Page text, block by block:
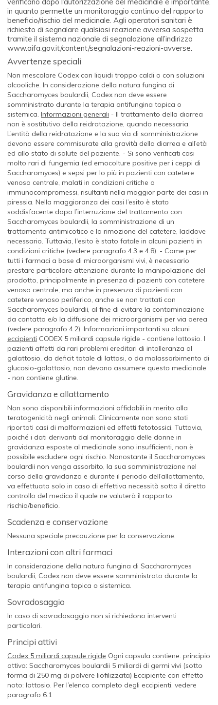
in quanto permette un monitoraggio continuo del rapporto
beneficio/rischio del medicinale. Agli operatori sanitari è
richiesto di segnalare qualsiasi reazione avversa sospetta
tramite il sistema nazionale di segnalazione all’indirizzo
www.aifa.gov.it/content/segnalazioni-reazioni-avverse.
Avvertenze speciali
Non mescolare Codex con liquidi troppo caldi o con soluzioni
alcooliche. In considerazione della natura fungina di
Saccharomyces boulardii, Codex non deve essere
somministrato durante la terapia antifungina topica o
sistemica. Informazioni generali - Il trattamento della diarrea
non è sostitutivo della reidratazione, quando necessaria.
L’entità della reidratazione e la sua via di somministrazione
devono essere commisurate alla gravità della diarrea e all’età
ed allo stato di salute del paziente. - Si sono verificati casi
molto rari di fungemia (ed emocolture positive per i ceppi di
Saccharomyces) e sepsi per lo più in pazienti con catetere
venoso centrale, malati in condizioni critiche o
immunocompromessi, risultanti nella maggior parte dei casi in
piressia. Nella maggioranza dei casi l’esito è stato
soddisfacente dopo l’interruzione del trattamento con
Saccharomyces boulardii, la somministrazione di un
trattamento antimicotico e la rimozione del catetere, laddove
necessario. Tuttavia, l'esito è stato fatale in alcuni pazienti in
condizioni critiche (vedere paragrafo 4.3 e 4.8). - Come per
tutti i farmaci a base di microorganismi vivi, è necessario
prestare particolare attenzione durante la manipolazione del
prodotto, principalmente in presenza di pazienti con catetere
venoso centrale, ma anche in presenza di pazienti con
catetere venoso periferico, anche se non trattati con
Saccharomyces boulardii, al fine di evitare la contaminazione
da contatto e/o la diffusione dei microorganismi per via aerea
(vedere paragrafo 4.2). Informazioni importanti su alcuni
eccipienti CODEX 5 miliardi capsule rigide - contiene lattosio. I
pazienti affetti da rari problemi ereditari di intolleranza al
galattosio, da deficit totale di lattasi, o da malassorbimento di
glucosio-galattosio, non devono assumere questo medicinale
- non contiene glutine.
Gravidanza e allattamento
Non sono disponibili informazioni affidabili in merito alla
teratogenicità negli animali. Clinicamente non sono stati
riportati casi di malformazioni ed effetti fetotossici. Tuttavia,
poiché i dati derivanti dal monitoraggio delle donne in
gravidanza esposte al medicinale sono insufficienti, non è
possibile escludere ogni rischio. Nonostante il Saccharomyces
boulardii non venga assorbito, la sua somministrazione nel
corso della gravidanza e durante il periodo dell’allattamento,
va effettuata solo in caso di effettiva necessità sotto il diretto
controllo del medico il quale ne valuterà il rapporto
rischio/beneficio.
Scadenza e conservazione
Nessuna speciale precauzione per la conservazione.
Interazioni con altri farmaci
In considerazione della natura fungina di Saccharomyces
boulardii, Codex non deve essere somministrato durante la
terapia antifungina topica o sistemica.
Sovradosaggio
In caso di sovradosaggio non si richiedono interventi
particolari.
Principi attivi
Codex 5 miliardi capsule rigide Ogni capsula contiene: principio
attivo: Saccharomyces boulardii 5 miliardi di germi vivi (sotto
forma di 250 mg di polvere liofilizzata) Eccipiente con effetto
noto: lattosio. Per l’elenco completo degli eccipienti, vedere
paragrafo 6.1